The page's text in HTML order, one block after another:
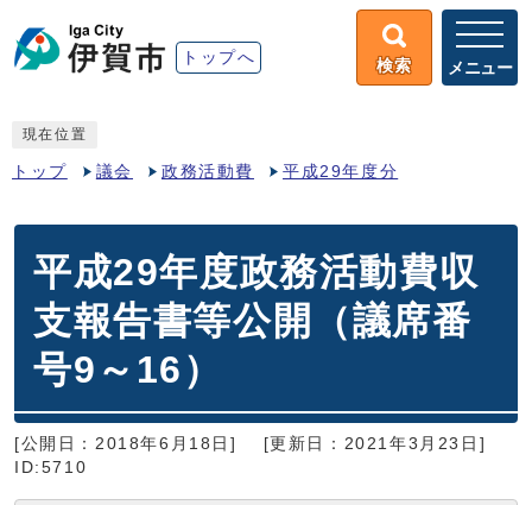
トップへ 検索 メニュー
現在位置
トップ 議会 政務活動費 平成29年度分
平成29年度政務活動費収
支報告書等公開（議席番
号9～16）
[公開日：2018年6月18日]
[更新日：2021年3月23日]
ID:5710